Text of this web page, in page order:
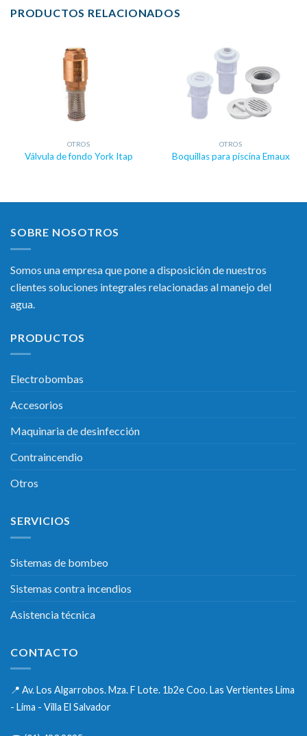
PRODUCTOS RELACIONADOS
OTROS
Válvula de fondo York Itap
OTROS
Boquillas para piscina Emaux
SOBRE NOSOTROS
Somos una empresa que pone a disposición de nuestros
clientes soluciones integrales relacionadas al manejo del
agua.
PRODUCTOS
Electrobombas
Accesorios
Maquinaria de desinfección
Contraincendio
Otros
SERVICIOS
Sistemas de bombeo
Sistemas contra incendios
Asistencia técnica
CONTACTO
📍 Av. Los Algarrobos. Mza. F Lote. 1b2e Coo. Las Vertientes Lima
- Lima - Villa El Salvador